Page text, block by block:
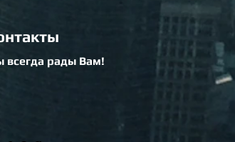
всегда рады Вам!